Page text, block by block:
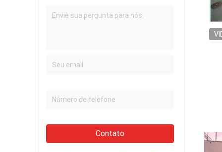
Contato